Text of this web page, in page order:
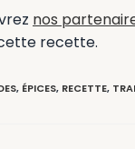
nos
recette.
, ÉPICES, RECETTE,